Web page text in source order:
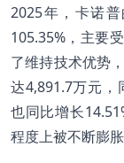
2025年，卡诺
105.35%，主要
了维持技术优势
达4,891.7万元，
也同比增长
程度上被不断膨